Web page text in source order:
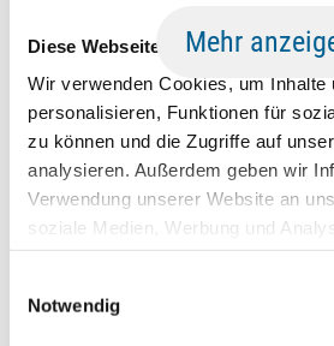
Diese Webseite verwendet Cookies
Wir verwenden Cookies, um Inhalte
personalisieren, Funktionen für
zu können und die Zugriffe auf
analysieren. Außerdem geben wir
Verwendung unserer Website an
soziale Medien, Werbung und
Partner führen diese Informationen
weiteren Daten zusammen, die Sie
haben oder die sie im Rahmen
Notwendig
Mehr
Die
Schwerin
Sie finden die TOURIST-